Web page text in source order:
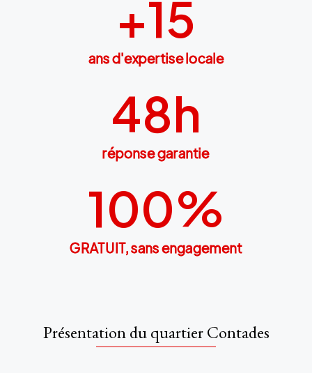
ans d'expertise locale
+15
réponse garantie
48h
GRATUIT, sans engagement
100%
Présentation du quartier Contades